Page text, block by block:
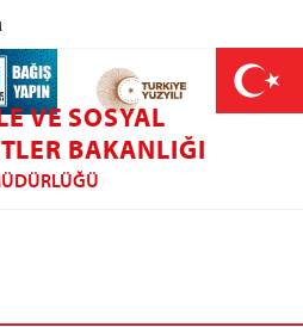
sekmede açılır)
On Yılı (yeni sekmede açılır)
Darülaceze bağış sayfası (yeni
VE SOSYAL
BAKANLIĞI